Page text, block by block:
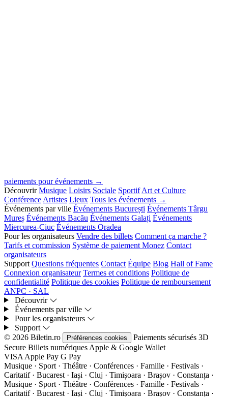
paiements pour événements →
Découvrir Musique Loisirs Sociale Sportif Art et Culture
Conférence Artistes Lieux Tous les événements →
Événements par ville Événements București Événements Târgu
Mureș Événements Bacău Événements Galați Événements
Miercurea-Ciuc Événements Oradea
Pour les organisateurs Vendre des billets Comment ça marche ?
Tarifs et commission Système de paiement Monez Contact
organisateurs
Support Questions fréquentes Contact Équipe Blog Hall of Fame
Connexion organisateur Termes et conditions Politique de
confidentialité Politique des cookies Politique de remboursement
ANPC · SAL
Découvrir
Événements par ville
Pour les organisateurs
Support
© 2026 Biletin.ro
Préférences cookies Paiements sécurisés 3D
Secure Billets numériques Apple & Google Wallet
VISA Apple Pay G Pay
Musique · Sport · Théâtre · Conférences · Famille · Festivals ·
Caritatif · Bucarest · Iași · Cluj · Timișoara · Brașov · Constanța ·
Musique · Sport · Théâtre · Conférences · Famille · Festivals ·
Caritatif · Bucarest · Iași · Cluj · Timișoara · Brașov · Constanța ·